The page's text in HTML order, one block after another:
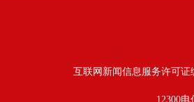
互联网新闻信息服务许可证
12300